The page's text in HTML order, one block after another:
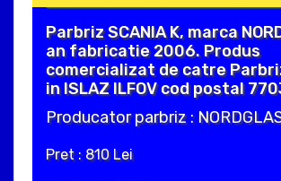
Parbriz SCANIA K, marca
an fabricatie 2006. Produs
comercializat de catre
in ISLAZ ILFOV cod postal
Producator parbriz :
Pret : 810 Lei